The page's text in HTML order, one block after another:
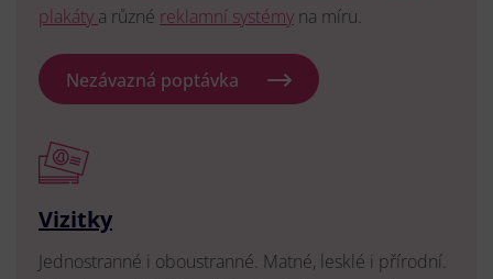
plakáty a různé reklamní systémy na míru.
Nezávazná poptávka
Vizitky
Jednostranné i oboustranné. Matné, lesklé i přírodní.